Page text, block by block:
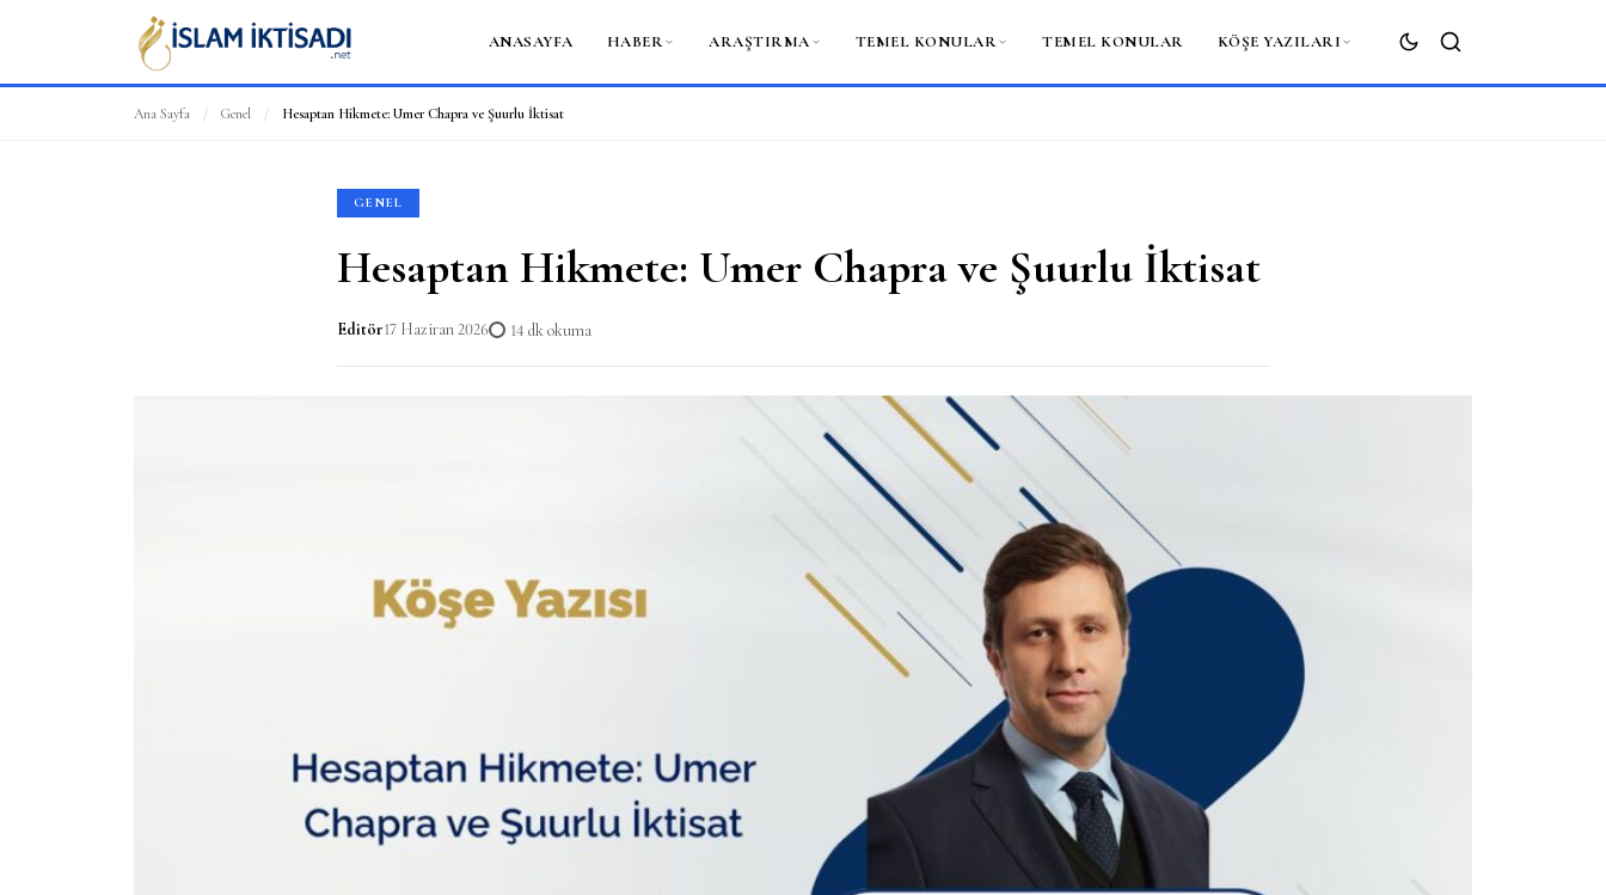
ANASAYFA HABER ARAŞTIRMA TEMEL KONULAR TEMEL KONULAR KÖŞE YAZILARI
ARA
Ana Sayfa / Genel / Hesaptan Hikmete: Umer Chapra ve Şuurlu İktisat
GENEL
Hesaptan Hikmete: Umer Chapra ve Şuurlu İktisat
Editör17 Haziran 2026 14 dk okuma